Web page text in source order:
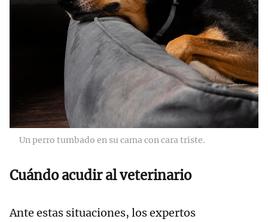
Un perro tumbado en su cama con cara triste.
Cuándo acudir al veterinario
Ante estas situaciones, los expertos